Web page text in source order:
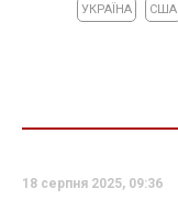
УКРАЇНА США
18 серпня 2025, 09:36